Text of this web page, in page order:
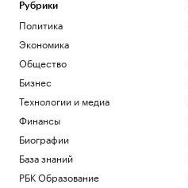
Рубрики
Политика
Экономика
Общество
Бизнес
Технологии и медиа
Финансы
Биографии
База знаний
РБК Образование